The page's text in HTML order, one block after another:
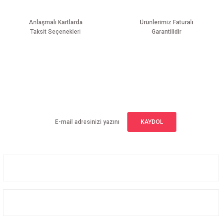
Anlaşmalı Kartlarda
Taksit Seçenekleri
Ürünlerimiz Faturalı
Garantilidir
KAYDOL